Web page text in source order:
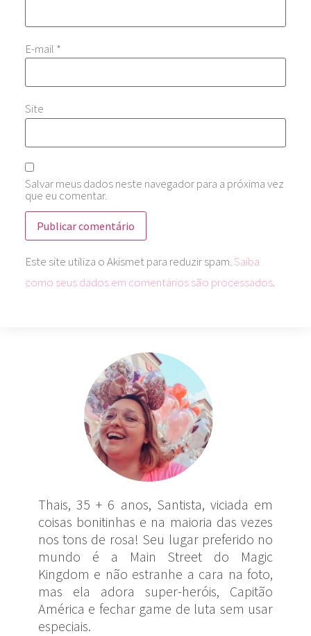
E-mail *
Site
Salvar meus dados neste navegador para a próxima vez
que eu comentar.
Este site utiliza o Akismet para reduzir spam. Saiba
como seus dados em comentários são processados.
Thais, 35 + 6 anos, Santista, viciada em
coisas bonitinhas e na maioria das vezes
nos tons de rosa! Seu lugar preferido no
mundo é a Main Street do Magic
Kingdom e não estranhe a cara na foto,
mas ela adora super-heróis, Capitão
América e fechar game de luta sem usar
especiais.